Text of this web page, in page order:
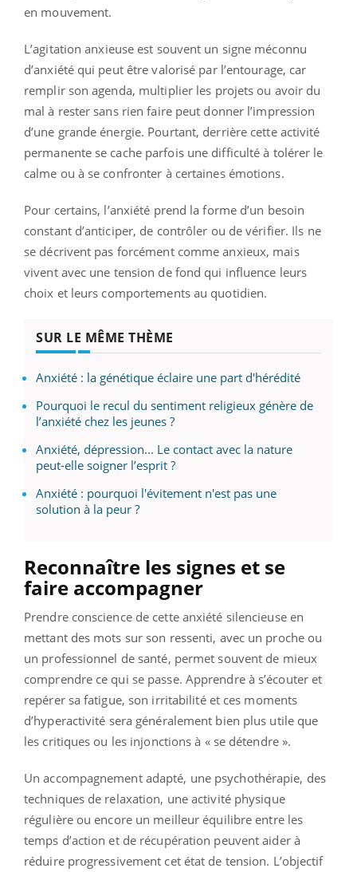
en mouvement.
L’agitation anxieuse est souvent un signe méconnu
d’anxiété qui peut être valorisé par l’entourage, car
remplir son agenda, multiplier les projets ou avoir du
mal à rester sans rien faire peut donner l’impression
d’une grande énergie. Pourtant, derrière cette activité
permanente se cache parfois une difficulté à tolérer le
calme ou à se confronter à certaines émotions.
Pour certains, l’anxiété prend la forme d’un besoin
constant d’anticiper, de contrôler ou de vérifier. Ils ne
se décrivent pas forcément comme anxieux, mais
vivent avec une tension de fond qui influence leurs
choix et leurs comportements au quotidien.
SUR LE MÊME THÈME
Anxiété : la génétique éclaire une part d'hérédité
Pourquoi le recul du sentiment religieux génère de
l’anxiété chez les jeunes ?
Anxiété, dépression... Le contact avec la nature
peut-elle soigner l’esprit ?
Anxiété : pourquoi l'évitement n'est pas une
solution à la peur ?
Reconnaître les signes et se
faire accompagner
Prendre conscience de cette anxiété silencieuse en
mettant des mots sur son ressenti, avec un proche ou
un professionnel de santé, permet souvent de mieux
comprendre ce qui se passe. Apprendre à s’écouter et
repérer sa fatigue, son irritabilité et ces moments
d’hyperactivité sera généralement bien plus utile que
les critiques ou les injonctions à « se détendre ».
Un accompagnement adapté, une psychothérapie, des
techniques de relaxation, une activité physique
régulière ou encore un meilleur équilibre entre les
temps d’action et de récupération peuvent aider à
réduire progressivement cet état de tension. L’objectif